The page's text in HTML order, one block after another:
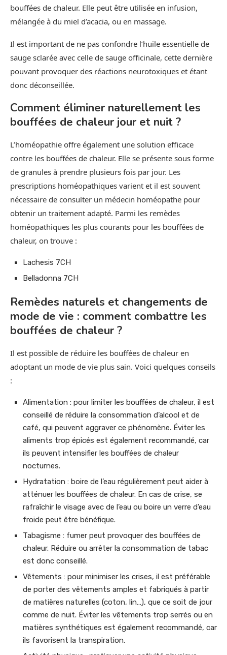
bouffées de chaleur. Elle peut être utilisée en infusion,
mélangée à du miel d’acacia, ou en massage.
Il est important de ne pas confondre l’huile essentielle de
sauge sclarée avec celle de sauge officinale, cette dernière
pouvant provoquer des réactions neurotoxiques et étant
donc déconseillée.
Comment éliminer naturellement les
bouffées de chaleur jour et nuit ?
L’homéopathie offre également une solution efficace
contre les bouffées de chaleur. Elle se présente sous forme
de granules à prendre plusieurs fois par jour. Les
prescriptions homéopathiques varient et il est souvent
nécessaire de consulter un médecin homéopathe pour
obtenir un traitement adapté. Parmi les remèdes
homéopathiques les plus courants pour les bouffées de
chaleur, on trouve :
Lachesis 7CH
Belladonna 7CH
Remèdes naturels et changements de
mode de vie : comment combattre les
bouffées de chaleur ?
Il est possible de réduire les bouffées de chaleur en
adoptant un mode de vie plus sain. Voici quelques conseils
:
Alimentation : pour limiter les bouffées de chaleur, il est
conseillé de réduire la consommation d’alcool et de
café, qui peuvent aggraver ce phénomène. Éviter les
aliments trop épicés est également recommandé, car
ils peuvent intensifier les bouffées de chaleur
nocturnes.
Hydratation : boire de l’eau régulièrement peut aider à
atténuer les bouffées de chaleur. En cas de crise, se
rafraîchir le visage avec de l’eau ou boire un verre d’eau
froide peut être bénéfique.
Tabagisme : fumer peut provoquer des bouffées de
chaleur. Réduire ou arrêter la consommation de tabac
est donc conseillé.
Vêtements : pour minimiser les crises, il est préférable
de porter des vêtements amples et fabriqués à partir
de matières naturelles (coton, lin…), que ce soit de jour
comme de nuit. Éviter les vêtements trop serrés ou en
matières synthétiques est également recommandé, car
ils favorisent la transpiration.